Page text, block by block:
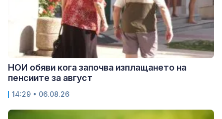
НОИ обяви кога започва изплащането на
пенсиите за август
14:29 • 06.08.26